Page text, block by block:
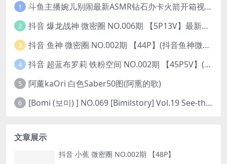
1 斗鱼主播婉儿别闹最新ASMR钻石办卡火箭开箱视频+音频合集-47个资源打包下载 [39V-10.1GB]
2 抖音 爆龙战神 微密圈 NO.006期 【5P13V】最新至：2023.6.7(暴龙神和战龙皇)
3 抖音 鱼神 微密圈 NO.002期 【44P】(抖音鱼神微密猫)
4 抖音 超蓝布罗莉 铁粉空间 NO.002期 【45P5V】(抖音超蓝布罗利是真的吗)
5 阿薰kaOri 白色Saber50图(阿熏的歌)
6 [Bomi (보미) ] NO.069 [Bimilstory] Vol.19 See-through lingerie
文章展示
抖音 小蕉 微密圈 NO.002期 【48P】